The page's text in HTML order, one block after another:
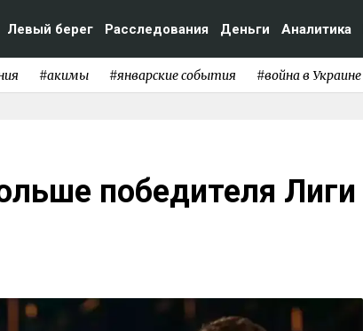
Левый берег Расследования Деньги Аналитика
#акимы #январские события #война в Украине
победителя Лиги